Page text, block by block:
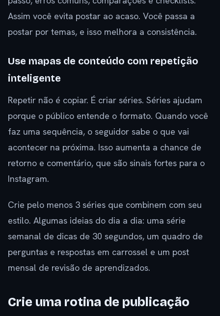
Assim você evita postar ao acaso. Você passa a
postar por temas, e isso melhora a consistência.
Use mapas de conteúdo com repetição
inteligente
Repetir não é copiar. É criar séries. Séries ajudam
porque o público entende o formato. Quando você
faz uma sequência, o seguidor sabe o que vai
acontecer na próxima. Isso aumenta a chance de
retorno e comentário, que são sinais fortes para o
Instagram.
Crie pelo menos 3 séries que combinem com seu
estilo. Algumas ideias do dia a dia: uma série
semanal de dicas de 30 segundos, um quadro de
perguntas e respostas em carrossel e um post
mensal de revisão de aprendizados.
Crie uma rotina de publicação